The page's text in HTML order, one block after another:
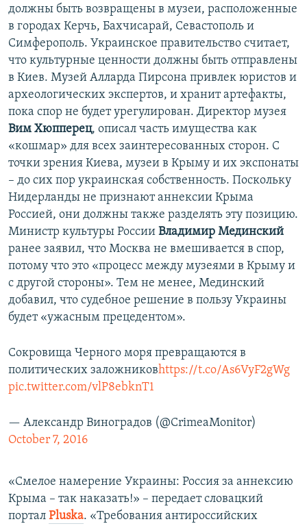
должны быть возвращены в музеи, расположенные
в городах Керчь, Бахчисарай, Севастополь и
Симферополь. Украинское правительство считает,
что культурные ценности должны быть отправлены
в Киев. Музей Алларда Пирсона привлек юристов и
археологических экспертов, и хранит артефакты,
пока спор не будет урегулирован. Директор музея
Вим Хюпперец, описал часть имущества как
«кошмар» для всех заинтересованных сторон. С
точки зрения Киева, музеи в Крыму и их экспонаты
– до сих пор украинская собственность. Поскольку
Нидерланды не признают аннексии Крыма
Россией, они должны также разделять эту позицию.
Министр культуры России Владимир Мединский
ранее заявил, что Москва не вмешивается в спор,
потому что это «процесс между музеями в Крыму и
с другой стороны». Тем не менее, Мединский
добавил, что судебное решение в пользу Украины
будет «ужасным прецедентом».
Сокровища Черного моря превращаются в
политических заложниковhttps://t.co/As6VyF2gWg
pic.twitter.com/vlP8ebknT1
— Александр Виноградов (@CrimeaMonitor)
October 7, 2016
«Смелое намерение Украины: Россия за аннексию
Крыма – так наказать!» – передает словацкий
портал Рluska. «Требования антироссийских